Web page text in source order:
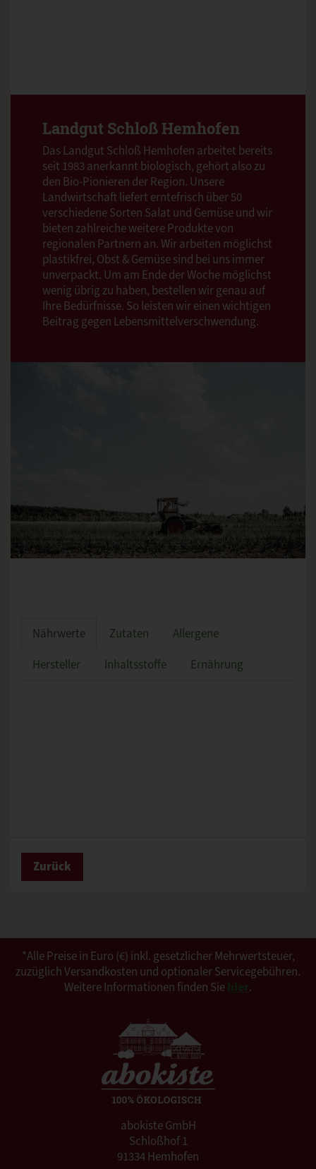
Landgut Schloß Hemhofen
Das Landgut Schloß Hemhofen arbeitet bereits
seit 1983 anerkannt biologisch, gehört also zu
den Bio-Pionieren der Region. Unsere
Landwirtschaft liefert erntefrisch über 50
verschiedene Sorten Salat und Gemüse und wir
bieten zahlreiche weitere Produkte von
regionalen Partnern an. Wir arbeiten möglichst
plastikfrei, Obst & Gemüse sind bei uns immer
unverpackt. Um am Ende der Woche möglichst
wenig übrig zu haben, bestellen wir genau auf
Ihre Bedürfnisse. So leisten wir einen wichtigen
Beitrag gegen Lebensmittelverschwendung.
Nährwerte Zutaten
Allergene
Hersteller
Inhaltsstoffe Ernährung
Zurück
*Alle Preise in Euro (€) inkl. gesetzlicher Mehrwertsteuer,
zuzüglich Versandkosten und optionaler Servicegebühren.
Weitere Informationen finden Sie
.
abokiste GmbH
Schloßhof 1
91334 Hemhofen